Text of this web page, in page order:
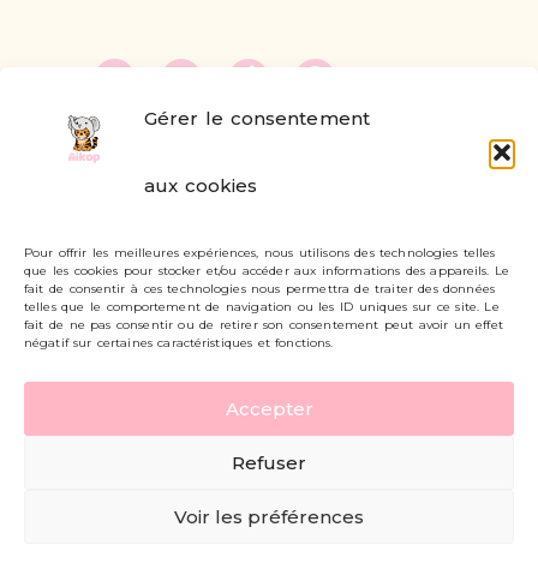
Gérer le consentement
aux cookies
Pour offrir les meilleures expériences, nous utilisons des technologies telles
que les cookies pour stocker et/ou accéder aux informations des appareils. Le
fait de consentir à ces technologies nous permettra de traiter des données
telles que le comportement de navigation ou les ID uniques sur ce site. Le
fait de ne pas consentir ou de retirer son consentement peut avoir un effet
négatif sur certaines caractéristiques et fonctions.
Accepter
Refuser
Voir les préférences
Livraisons et retours
Mon compte
Carte cadeau
Politique de confidentialité
Mentions légales - CGV